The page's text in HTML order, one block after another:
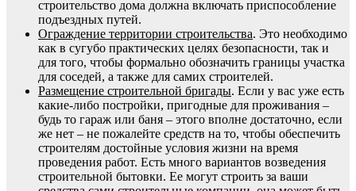
строительство дома должна включать приспособление
подъездных путей.
Ограждение территории строительства. Это необходимо
как в сугубо практических целях безопасности, так и
для того, чтобы формально обозначить границы участка
для соседей, а также для самих строителей.
Размещение строительной бригады. Если у вас уже есть
какие-либо постройки, пригодные для проживания –
будь то гараж или баня – этого вполне достаточно, если
же нет – не пожалейте средств на то, чтобы обеспечить
строителям достойные условия жизни на время
проведения работ. Есть много вариантов возведения
строительной бытовки. Ее могут строить за ваши